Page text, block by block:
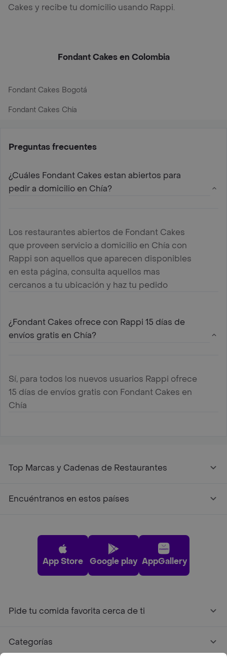
Cakes y recibe tu domicilio usando Rappi.
Fondant Cakes en Colombia
Fondant Cakes Bogotá
Fondant Cakes Chía
Preguntas frecuentes
¿Cuáles Fondant Cakes estan abiertos para
pedir a domicilio en Chía?
Los restaurantes abiertos de Fondant Cakes
que proveen servicio a domicilio en Chía con
Rappi son aquellos que aparecen disponibles
en esta página, consulta aquellos mas
cercanos a tu ubicación y haz tu pedido
¿Fondant Cakes ofrece con Rappi 15 días de
envíos gratis en Chía?
Sí, para todos los nuevos usuarios Rappi ofrece
15 días de envíos gratis con Fondant Cakes en
Chía
Top Marcas y Cadenas de Restaurantes
Encuéntranos en estos países
App Store Google play AppGallery
Pide tu comida favorita cerca de ti
Categorías